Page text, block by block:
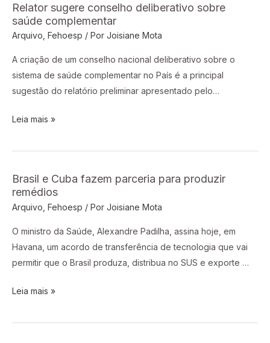
Relator sugere conselho deliberativo sobre
saúde complementar
Arquivo Fehoesp / Por Joisiane Mota
A criação de um conselho nacional deliberativo sobre o
sistema de saúde complementar no País é a principal
sugestão do relatório preliminar apresentado pelo…
Relator
sugere
conselho
deliberativo
sobre
Leia mais »
Brasil e Cuba fazem parceria para produzir
remédios
Arquivo Fehoesp / Por Joisiane Mota
O ministro da Saúde, Alexandre Padilha, assina hoje, em
Havana, um acordo de transferência de tecnologia que vai
permitir que o Brasil produza, distribua no SUS e exporte …
Brasil
e
Cuba
fazem
parceria
remédios
Leia mais »